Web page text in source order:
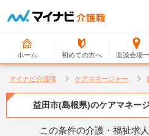
ホーム 初めての方へ 面談会場
マイナビ介護職 ケアマネージャー
益田市(島根県)のケアマネー
この条件の介護・福祉求